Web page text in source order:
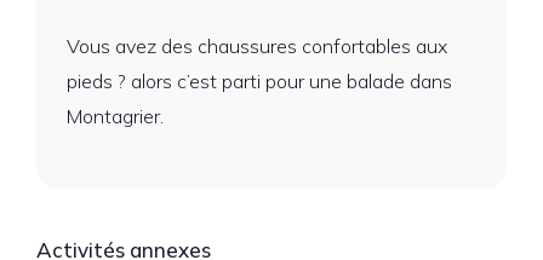
Vous avez des chaussures confortables aux
pieds ? alors c’est parti pour une balade dans
Montagrier.
Activités annexes